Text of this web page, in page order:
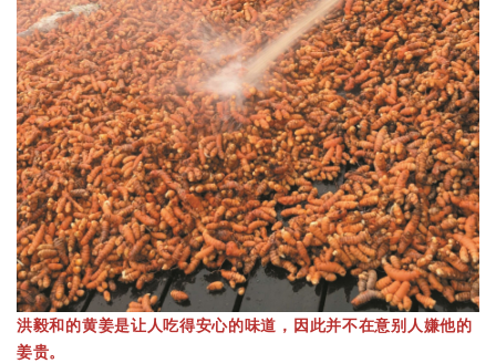
洪毅和的黄姜是让人吃得安心的味道，因此并不在意别人嫌他的
姜贵。